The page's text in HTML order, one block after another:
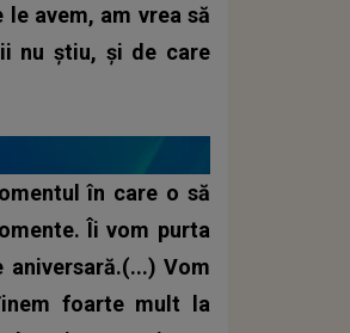
avem, am vrea să
nu știu, și de care
în care o să
Îi vom purta
Vom
foarte mult la